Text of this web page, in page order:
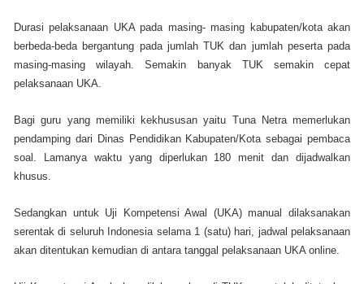
Durasi pelaksanaan UKA pada masing- masing kabupaten/kota akan
berbeda-beda bergantung pada jumlah TUK dan jumlah peserta pada
masing-masing wilayah. Semakin banyak TUK semakin cepat
pelaksanaan UKA.
Bagi guru yang memiliki kekhususan yaitu Tuna Netra memerlukan
pendamping dari Dinas Pendidikan Kabupaten/Kota sebagai pembaca
soal. Lamanya waktu yang diperlukan 180 menit dan dijadwalkan
khusus.
Sedangkan untuk Uji Kompetensi Awal (UKA) manual dilaksanakan
serentak di seluruh Indonesia selama 1 (satu) hari, jadwal pelaksanaan
akan ditentukan kemudian di antara tanggal pelaksanaan UKA online.